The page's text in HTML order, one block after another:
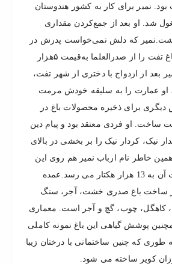
بود. نمیر برای کار به کشور هندوستان
شد. او بعد از جمع‌کردن مقداری
که دلش نمی‌خواست پدرش در
باغ دیگران کار کند، باغ تفت را از صدرالعلما به‌قیمت ۵هزار
بعد از ازدواج با دختری از شهر تفت،
او عمارت را به سلیقه خودش مرمت
برای ذخیره محصولات باغ در
ساخت. او فردی معتقد بود و پیام دین
نیک، کردار نیک را بر بخشی در بالای
خاطر نام ارباب نمیر هم روی این
باغ باقی ماند.مساحت آن به 13 هزار هکتار می رسد.عمده
ساخت باغ صدری خشت، آجر، سنگ
کاهگل، چوب، گچ و آجر است. معماری
پوشش گیاهی این باغ نمونه کاملی
طوری که چنین ساختمانی با درختان زیبا
کویر ساخته می شود.